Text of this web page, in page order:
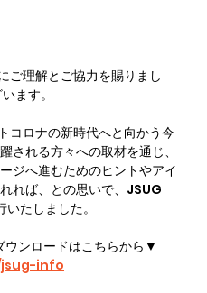
ご理解とご協力を賜りまし
ます。
コロナの新時代へと向かう今
される方々への取材を通じ、
ジへ進むためのヒントやアイ
れば、との思いで、JSUG
たしました。
ンロードはこちらから▼
info